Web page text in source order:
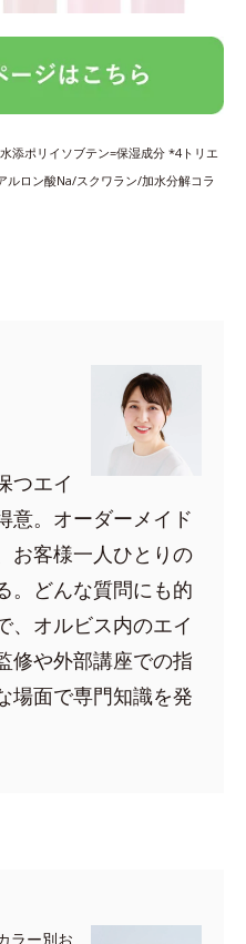
添ポリイソブテン=保湿成分 *4トリエ
ルロン酸Na/スクワラン/加水分解コラ
つエイ
意。オーダーメイド
お客様一人ひとりの
。どんな質問にも的
、オルビス内のエイ
修や外部講座での指
場面で専門知識を発
ラー別お